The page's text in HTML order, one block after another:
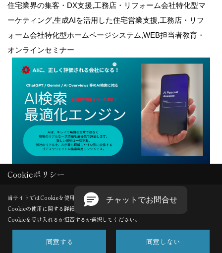
住宅業界の集客・DX支援,工務店・リフォーム会社特化型マ
ーケティング,生成AIを活用した住宅営業支援,工務店・リフ
ォーム会社特化型ホームページシステム,WEB担当者教育・
オンラインセミナー
Copyright (c) GODDESS CREATE. All Rights Reserved.
Produced byゴデスクリエイト
Cookieポリシー
当サイトではCookieを使用します。
Cookieの使用に関する詳細は 「プライバシーポリシー
」をご覧ください。
Cookieを受け入れるか拒否するか選択してください。
同意する 同意しない